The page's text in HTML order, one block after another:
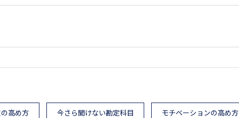
高め方 今さら聞けない勘定科目 モチベーションの高め方